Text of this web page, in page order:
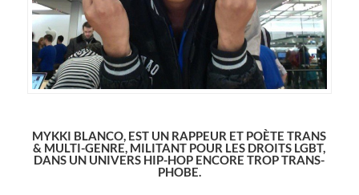
MYKKI BLANCO, EST UN RAPPEUR ET POÈTE TRANS
& MULTI-GENRE, MILITANT POUR LES DROITS LGBT,
DANS UN UNIVERS HIP-HOP ENCORE TROP TRANS-
PHOBE.